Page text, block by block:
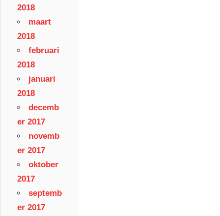
2018
maart
2018
februari
2018
januari
2018
decemb
er 2017
novemb
er 2017
oktober
2017
septemb
er 2017